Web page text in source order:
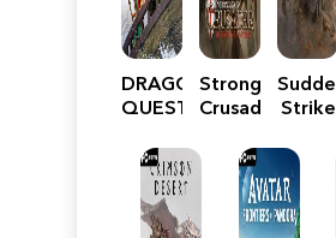
DRAGON
QUEST
Reimagined
Stronghold
Crusader:
Edition
Strike